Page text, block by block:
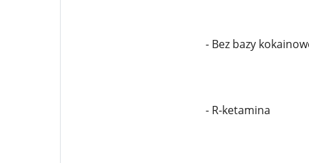
- Bez bazy
- R-ketamina